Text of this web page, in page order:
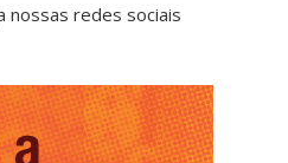
nossas redes sociais